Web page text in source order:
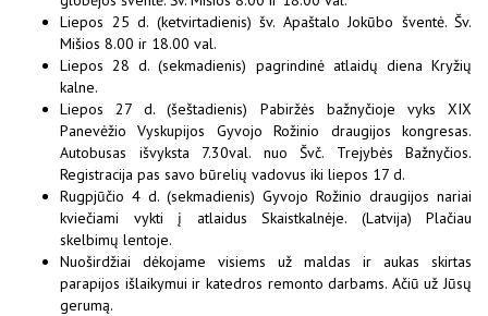
Liepos 25 d. (ketvirtadienis) šv. Apaštalo Jokūbo šventė. Šv.
Mišios 8.00 ir 18.00 val.
Liepos 28 d. (sekmadienis) pagrindinė atlaidų diena Kryžių
kalne.
Liepos 27 d. (šeštadienis) Pabiržės bažnyčioje vyks XIX
Panevėžio Vyskupijos Gyvojo Rožinio draugijos kongresas.
Autobusas išvyksta 7.30val. nuo Švč. Trejybės Bažnyčios.
Registracija pas savo būrelių vadovus iki liepos 17 d.
Rugpjūčio 4 d. (sekmadienis) Gyvojo Rožinio draugijos nariai
kviečiami vykti į atlaidus Skaistkalnėje. (Latvija) Plačiau
skelbimų lentoje.
Nuoširdžiai dėkojame visiems už maldas ir aukas skirtas
parapijos išlaikymui ir katedros remonto darbams. Ačiū už Jūsų
gerumą.